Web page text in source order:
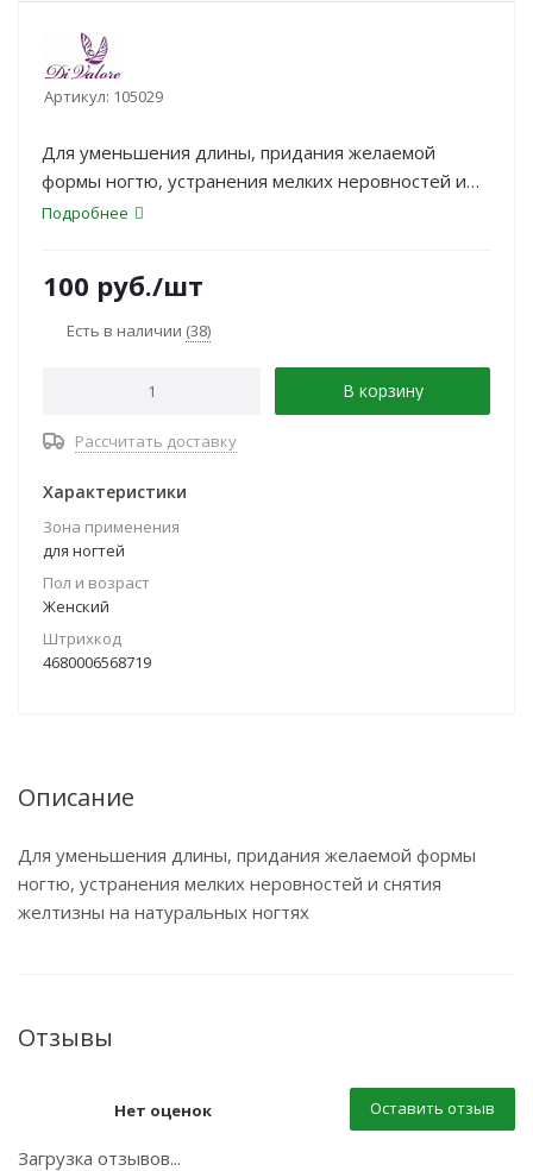
Артикул: 105029
Для уменьшения длины, придания желаемой
формы ногтю, устранения мелких неровностей и
снятия желтизны на натуральных ногтях
Подробнее
100 руб./шт
Есть в наличии (38)
В корзину
Рассчитать доставку
Характеристики
Зона применения
для ногтей
Пол и возраст
Женский
Штрихкод
4680006568719
Описание
Для уменьшения длины, придания желаемой формы
ногтю, устранения мелких неровностей и снятия
желтизны на натуральных ногтях
Отзывы
Нет оценок Оставить отзыв
Загрузка отзывов...